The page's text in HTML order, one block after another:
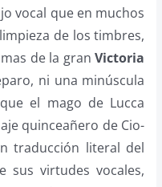
vocal que en muchos
de los timbres,
de la granVictoria
ni una minúscula
el mago de Lucca
quinceañero de Cio-
traducción literal del
sus virtudes vocales,